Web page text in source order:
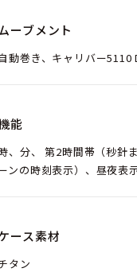
ーブメント
動巻き、キャリバー5110
能
、分、 第2時間帯（秒針
ンの時刻表示）、昼夜表
ース素材
タン